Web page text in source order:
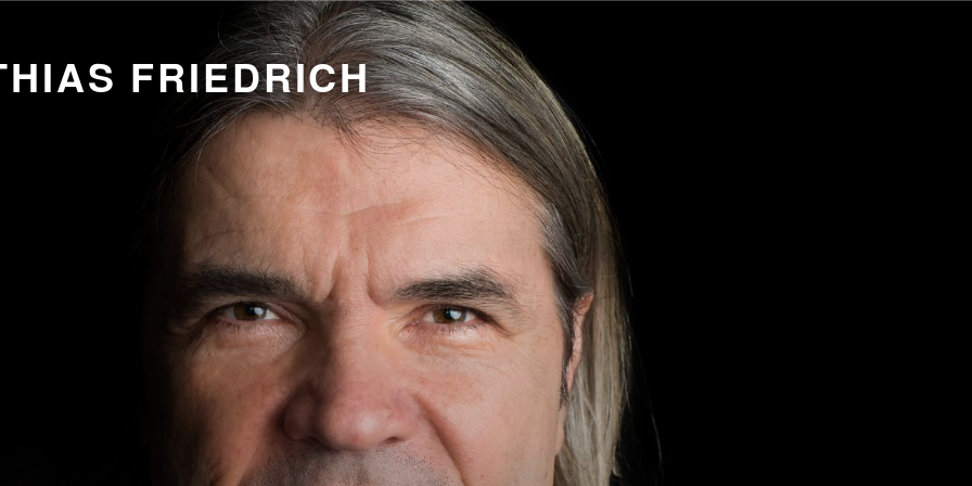
FRIEDRICH